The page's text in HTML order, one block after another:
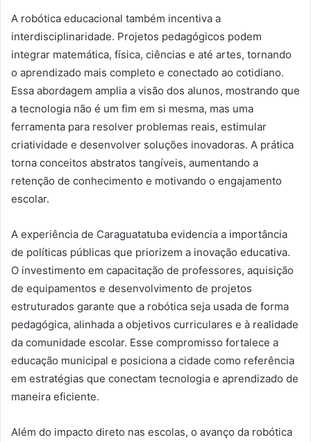
A robótica educacional também incentiva a
interdisciplinaridade. Projetos pedagógicos podem
integrar matemática, física, ciências e até artes, tornando
o aprendizado mais completo e conectado ao cotidiano.
Essa abordagem amplia a visão dos alunos, mostrando que
a tecnologia não é um fim em si mesma, mas uma
ferramenta para resolver problemas reais, estimular
criatividade e desenvolver soluções inovadoras. A prática
torna conceitos abstratos tangíveis, aumentando a
retenção de conhecimento e motivando o engajamento
escolar.
A experiência de Caraguatatuba evidencia a importância
de políticas públicas que priorizem a inovação educativa.
O investimento em capacitação de professores, aquisição
de equipamentos e desenvolvimento de projetos
estruturados garante que a robótica seja usada de forma
pedagógica, alinhada a objetivos curriculares e à realidade
da comunidade escolar. Esse compromisso fortalece a
educação municipal e posiciona a cidade como referência
em estratégias que conectam tecnologia e aprendizado de
maneira eficiente.
Além do impacto direto nas escolas, o avanço da robótica